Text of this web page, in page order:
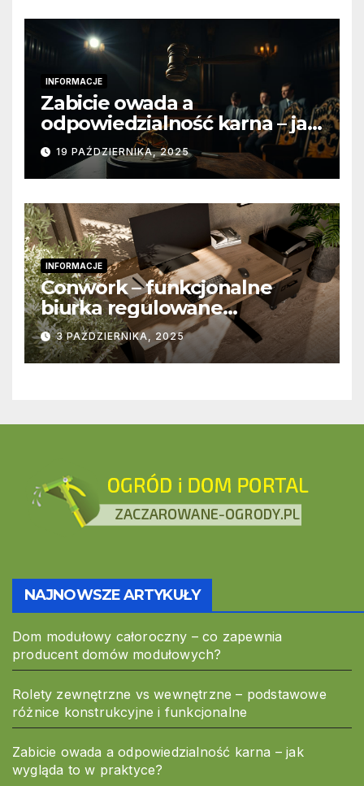
INFORMACJE
Zabicie owada a
odpowiedzialność karna – jak
wygląda to w praktyce?
19 PAŹDZIERNIKA, 2025
INFORMACJE
Conwork – funkcjonalne
biurka regulowane
stworzone z myślą o
nowoczesnych
przestrzeniach pracy
3 PAŹDZIERNIKA, 2025
NAJNOWSZE ARTYKUŁY
Dom modułowy całoroczny – co zapewnia
producent domów modułowych?
Rolety zewnętrzne vs wewnętrzne – podstawowe
różnice konstrukcyjne i funkcjonalne
Zabicie owada a odpowiedzialność karna – jak
wygląda to w praktyce?